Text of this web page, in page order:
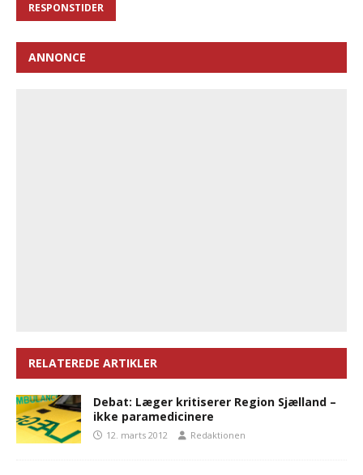
RESPONSTIDER
ANNONCE
RELATEREDE ARTIKLER
Debat: Læger kritiserer Region Sjælland –
ikke paramedicinere
12. marts 2012 Redaktionen